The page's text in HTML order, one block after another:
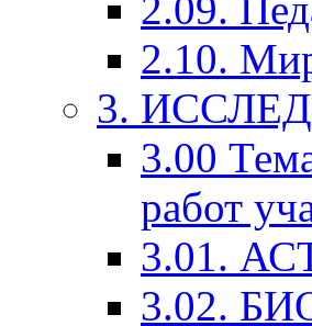
2.10.
3.
3.00
работ
3.01.
3.02.